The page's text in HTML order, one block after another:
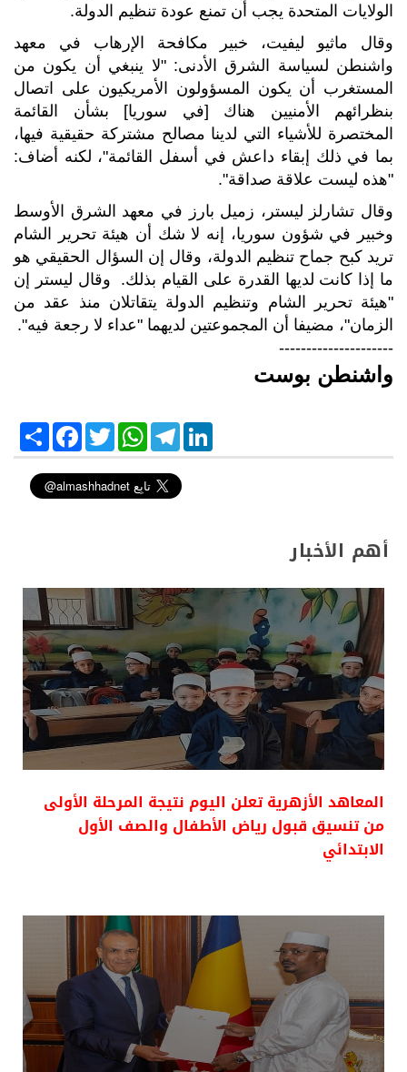
الولايات المتحدة يجب أن تمنع عودة تنظيم الدولة.
وقال ماثيو ليفيت، خبير مكافحة الإرهاب في معهد
واشنطن لسياسة الشرق الأدنى: "لا ينبغي أن يكون من
المستغرب أن يكون المسؤولون الأمريكيون على اتصال
بنظرائهم الأمنيين هناك [في سوريا] بشأن القائمة
المختصرة للأشياء التي لدينا مصالح مشتركة حقيقية فيها،
بما في ذلك إبقاء داعش في أسفل القائمة"، لكنه أضاف:
"هذه ليست علاقة صداقة".
وقال تشارلز ليستر، زميل بارز في معهد الشرق الأوسط
وخبير في شؤون سوريا، إنه لا شك أن هيئة تحرير الشام
تريد كبح جماح تنظيم الدولة، وقال إن السؤال الحقيقي هو
ما إذا كانت لديها القدرة على القيام بذلك. وقال ليستر إن
"هيئة تحرير الشام وتنظيم الدولة يتقاتلان منذ عقد من
الزمان"، مضيفا أن المجموعتين لديهما "عداء لا رجعة فيه".
---------------------
واشنطن بوست
S
h
a
r
e
F
a
c
e
b
o
T
w
i
t
t
e
W
h
a
t
s
A
T
e
l
e
g
r
L
i
n
أهم الأخبار
المعاهد الأزهرية تعلن اليوم نتيجة المرحلة الأولى
من تنسيق قبول رياض الأطفال والصف الأول
الابتدائي